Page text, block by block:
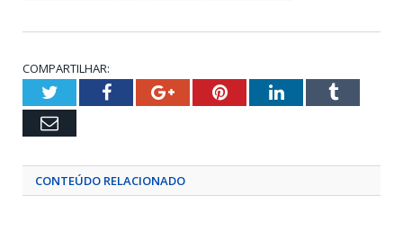
COMPARTILHAR:
TwitterFacebookGoogle+PinterestLinkedInTumblr
Email
CONTEÚDO RELACIONADO